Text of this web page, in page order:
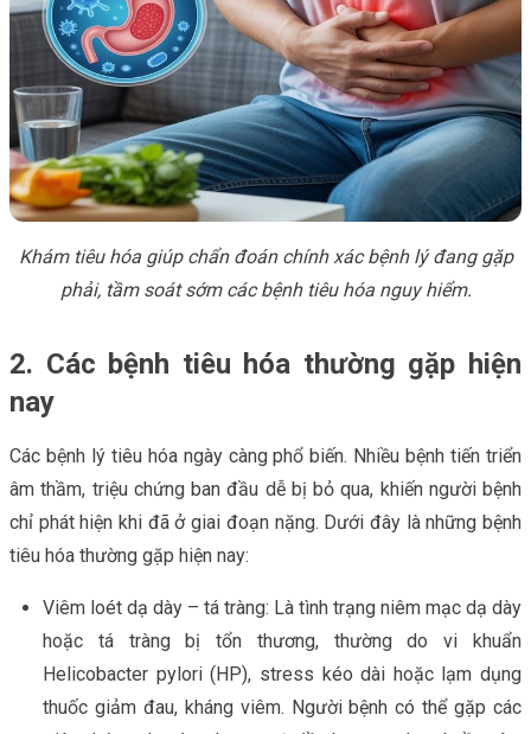
Khám tiêu hóa giúp chẩn đoán chính xác bệnh lý đang gặp
phải, tầm soát sớm các bệnh tiêu hóa nguy hiểm.
2. Các bệnh tiêu hóa thường gặp hiện
nay
Các bệnh lý tiêu hóa ngày càng phổ biến. Nhiều bệnh tiến triển
âm thầm, triệu chứng ban đầu dễ bị bỏ qua, khiến người bệnh
chỉ phát hiện khi đã ở giai đoạn nặng. Dưới đây là những bệnh
tiêu hóa thường gặp hiện nay:
Viêm loét dạ dày – tá tràng: Là tình trạng niêm mạc dạ dày
hoặc tá tràng bị tổn thương, thường do vi khuẩn
Helicobacter pylori (HP), stress kéo dài hoặc lạm dụng
thuốc giảm đau, kháng viêm. Người bệnh có thể gặp các